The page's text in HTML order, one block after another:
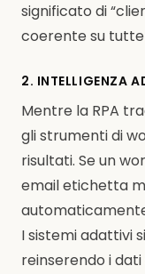
significato di
coerente su
2. INTELLIGENZA
Mentre la RPA
gli strumenti di
risultati. Se un
email etichetta
I sistemi adattivi
reinserendo i